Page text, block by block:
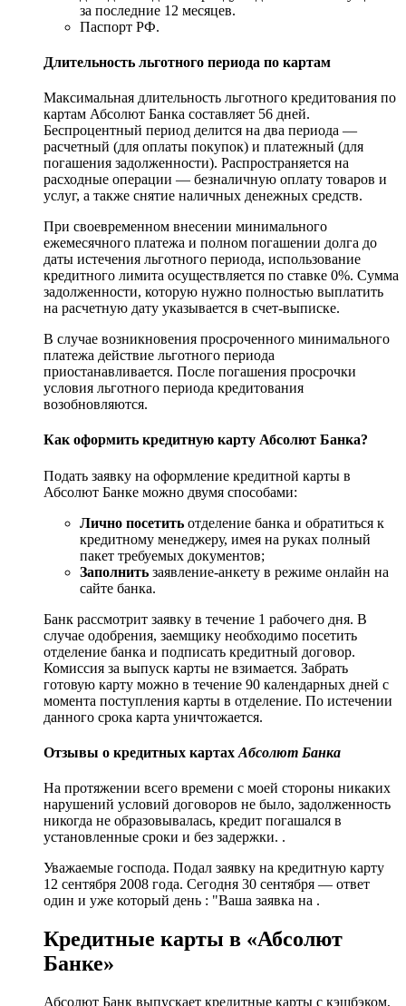
за последние 12 месяцев.
Паспорт РФ.
Длительность льготного периода по картам
Максимальная длительность льготного кредитования по
картам Абсолют Банка составляет 56 дней.
Беспроцентный период делится на два периода —
расчетный (для оплаты покупок) и платежный (для
погашения задолженности). Распространяется на
расходные операции — безналичную оплату товаров и
услуг, а также снятие наличных денежных средств.
При своевременном внесении минимального
ежемесячного платежа и полном погашении долга до
даты истечения льготного периода, использование
кредитного лимита осуществляется по ставке 0%. Сумма
задолженности, которую нужно полностью выплатить
на расчетную дату указывается в счет-выписке.
В случае возникновения просроченного минимального
платежа действие льготного периода
приостанавливается. После погашения просрочки
условия льготного периода кредитования
возобновляются.
Как оформить кредитную карту Абсолют Банка?
Подать заявку на оформление кредитной карты в
Абсолют Банке можно двумя способами:
Лично посетить отделение банка и обратиться к
кредитному менеджеру, имея на руках полный
пакет требуемых документов;
Заполнить заявление-анкету в режиме онлайн на
сайте банка.
Банк рассмотрит заявку в течение 1 рабочего дня. В
случае одобрения, заемщику необходимо посетить
отделение банка и подписать кредитный договор.
Комиссия за выпуск карты не взимается. Забрать
готовую карту можно в течение 90 календарных дней с
момента поступления карты в отделение. По истечении
данного срока карта уничтожается.
Отзывы о кредитных картах Абсолют Банка
На протяжении всего времени с моей стороны никаких
нарушений условий договоров не было, задолженность
никогда не образовывалась, кредит погашался в
установленные сроки и без задержки. .
Уважаемые господа. Подал заявку на кредитную карту
12 сентября 2008 года. Сегодня 30 сентября — ответ
один и уже который день : "Ваша заявка на .
Кредитные карты в «Абсолют
Банке»
Абсолют Банк выпускает кредитные карты с кэшбэком,